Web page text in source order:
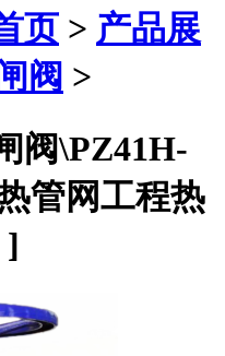
页 > 产品展
阀 >
阀\PZ41H-
管网工程热
]